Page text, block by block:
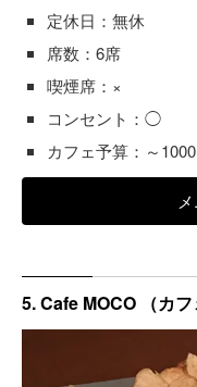
定休日：無休
席数：6席
喫煙席：×
コンセント：◯
カフェ予算：～
5. Cafe MOCO （カフ